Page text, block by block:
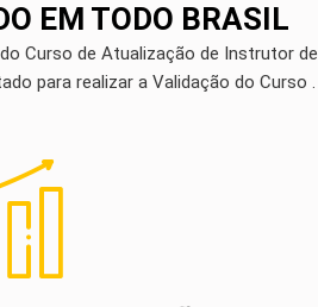
EM TODO BRASIL
Curso de Atualização de Instrutor de
para realizar a Validação do Curso .